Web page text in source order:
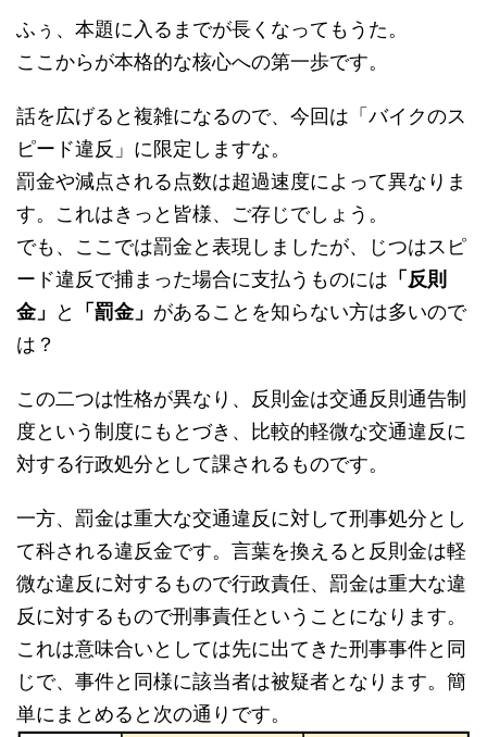
ふぅ、本題に入るまでが長くなってもうた。
ここからが本格的な核心への第一歩です。
話を広げると複雑になるので、今回は「バイクのス
ピード違反」に限定しますな。
罰金や減点される点数は超過速度によって異なりま
す。これはきっと皆様、ご存じでしょう。
でも、ここでは罰金と表現しましたが、じつはスピ
ード違反で捕まった場合に支払うものには 「反則
金」
と 「罰金」 があることを知らない方は多いので
は？
この二つは性格が異なり、反則金は交通反則通告制
度という制度にもとづき、比較的軽微な交通違反に
対する行政処分として課されるものです。
一方、罰金は重大な交通違反に対して刑事処分とし
て科される違反金です。言葉を換えると反則金は軽
微な違反に対するもので行政責任、罰金は重大な違
反に対するもので刑事責任ということになります。
これは意味合いとしては先に出てきた刑事事件と同
じで、事件と同様に該当者は被疑者となります。簡
単にまとめると次の通りです。